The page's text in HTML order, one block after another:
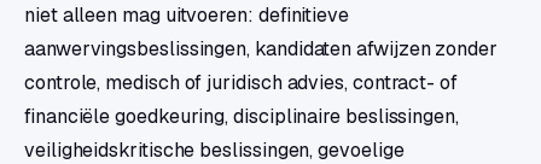
niet alleen mag uitvoeren: definitieve
aanwervingsbeslissingen, kandidaten afwijzen zonder
controle, medisch of juridisch advies, contract- of
financiële goedkeuring, disciplinaire beslissingen,
veiligheidskritische beslissingen, gevoelige